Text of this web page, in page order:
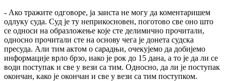
- Ако тражите одговоре, ја заиста не могу да коментаришем
одлуку суда. Суд је ту неприкосновен, поготово све оно што
се односи на образложење које сте делимично прочитали,
односно прочитали сте на основу чега је донета судска
пресуда. Али тим актом о сарадњи, очекујемо да добијемо
информације врло брзо, иако је рок до 15 дана, а то је да ли се
води поступак и све у вези са тим. Односно, да ли је поступак
окончан, како је окончан и све у вези са тим поступком.